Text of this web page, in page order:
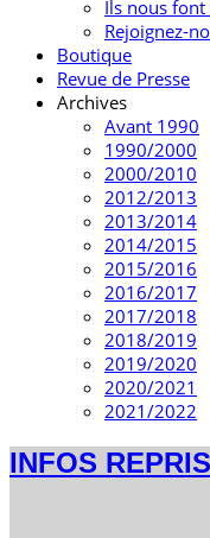
Ils nous
Rejoignez-
Boutique
Revue de Presse
Archives
Avant 1990
1990/2000
2000/2010
2012/2013
2013/2014
2014/2015
2015/2016
2016/2017
2017/2018
2018/2019
2019/2020
2020/2021
2021/2022
INFOS